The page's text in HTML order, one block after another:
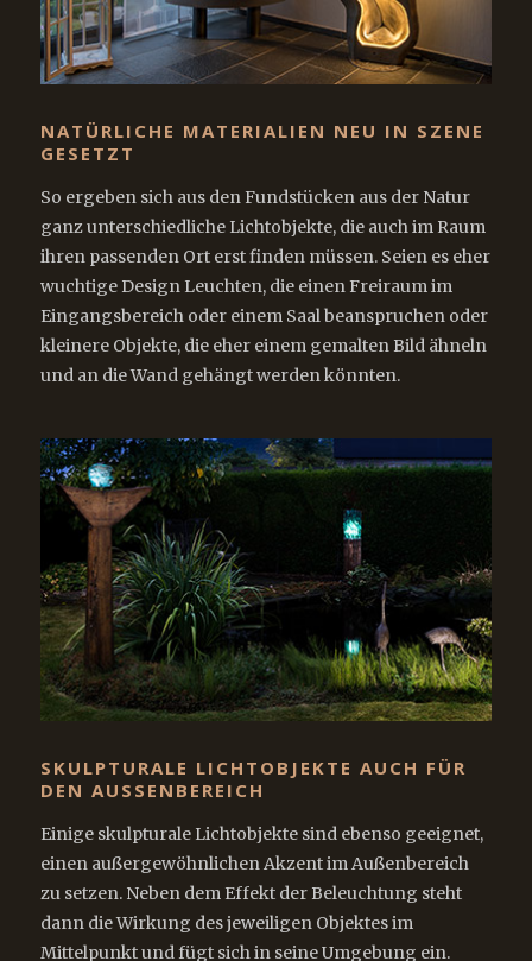
NATÜRLICHE MATERIALIEN NEU IN SZENE
GESETZT
So ergeben sich aus den Fundstücken aus der Natur
ganz unterschiedliche Lichtobjekte, die auch im Raum
ihren passenden Ort erst finden müssen. Seien es eher
wuchtige Design Leuchten, die einen Freiraum im
Eingangsbereich oder einem Saal beanspruchen oder
kleinere Objekte, die eher einem gemalten Bild ähneln
und an die Wand gehängt werden könnten.
SKULPTURALE LICHTOBJEKTE AUCH FÜR
DEN AUSSENBEREICH
Einige skulpturale Lichtobjekte sind ebenso geeignet,
einen außergewöhnlichen Akzent im Außenbereich
zu setzen. Neben dem Effekt der Beleuchtung steht
dann die Wirkung des jeweiligen Objektes im
Mittelpunkt und fügt sich in seine Umgebung ein.